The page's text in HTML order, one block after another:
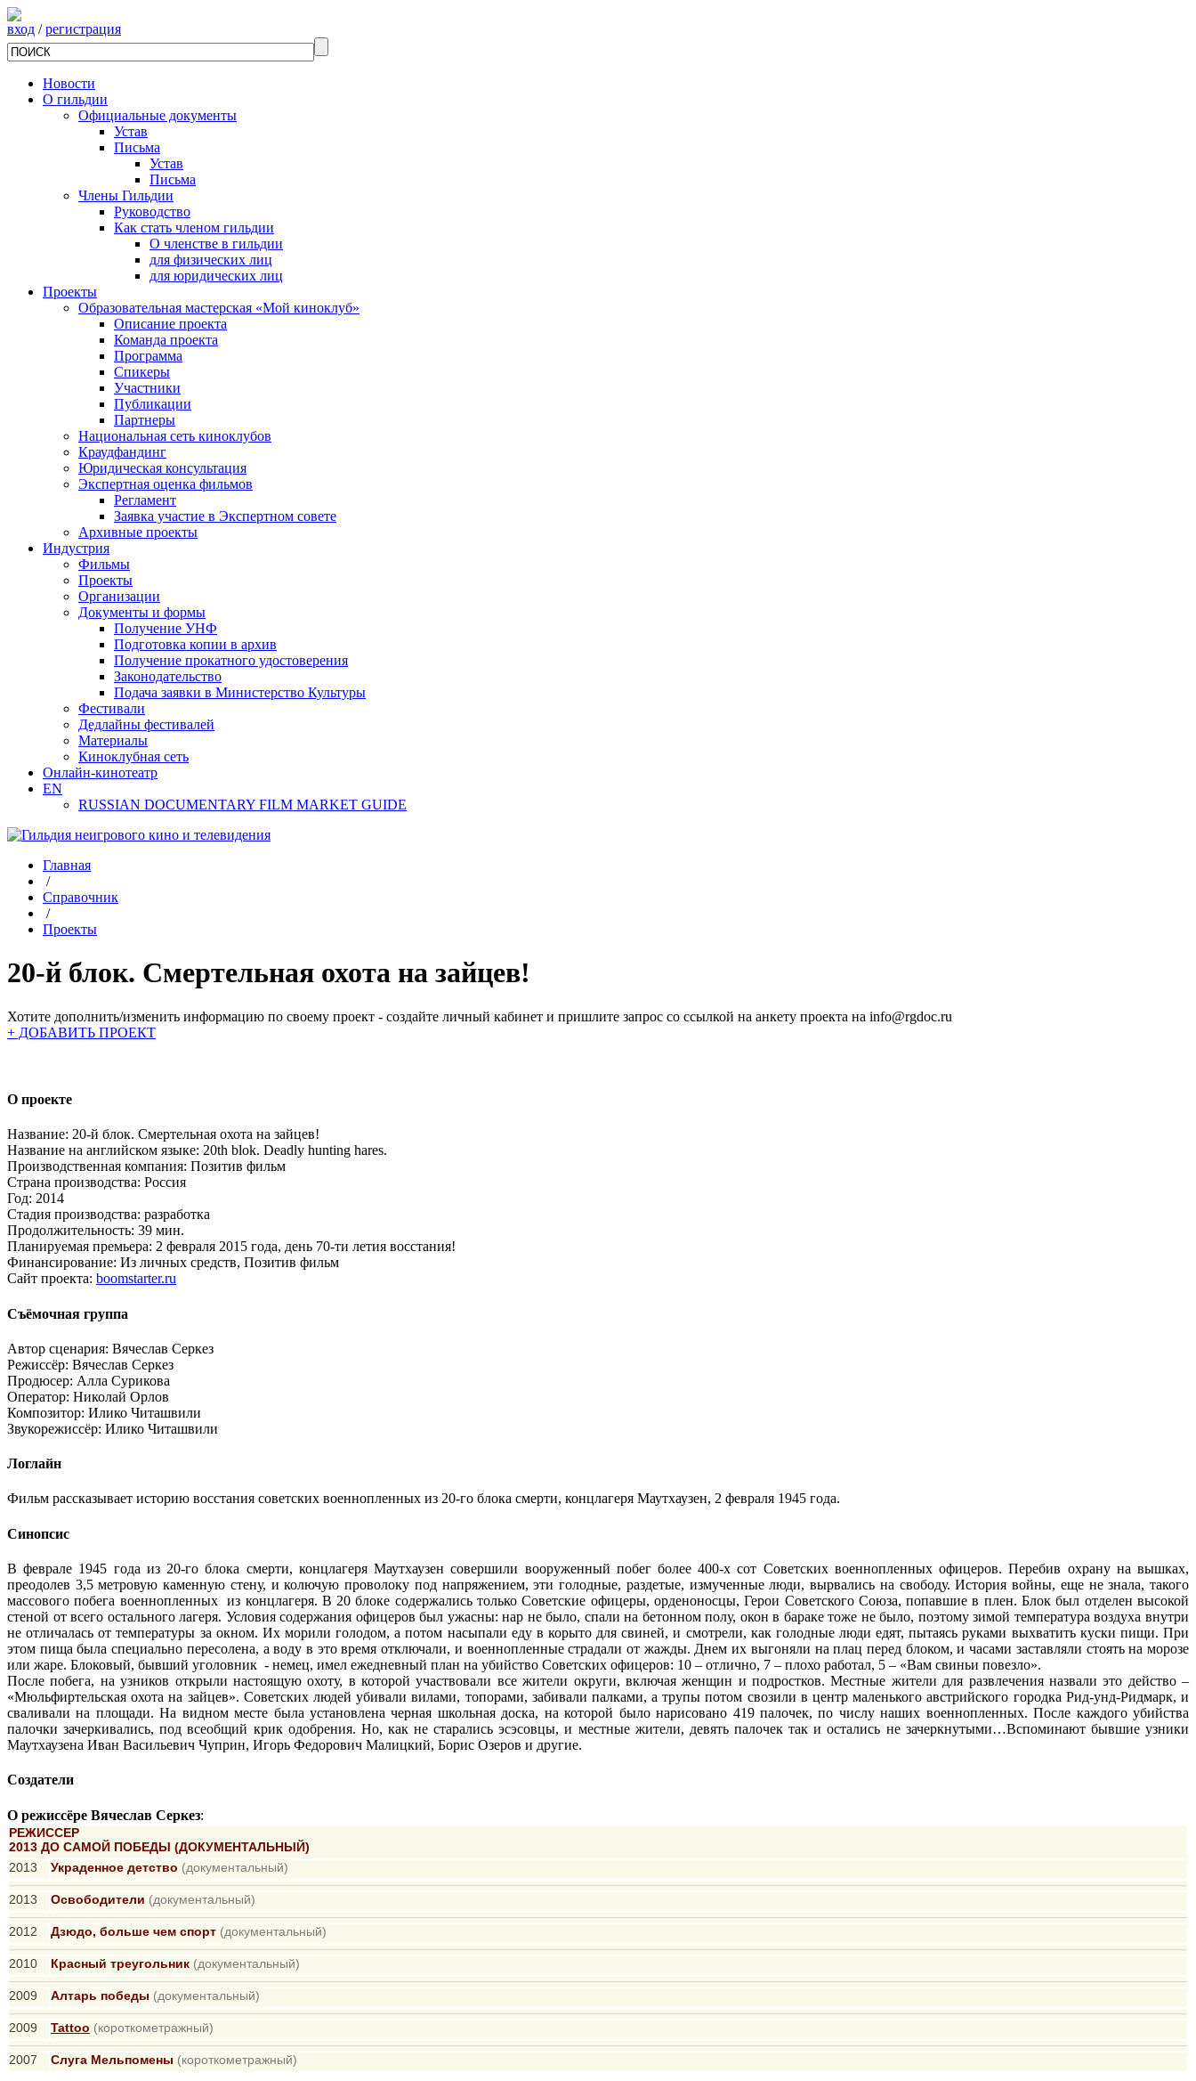
вход /регистрация
Новости
О гильдии
Официальные документы
Устав
Письма
Устав
Письма
Члены Гильдии
Руководство
Как стать членом гильдии
О членстве в гильдии
для физических лиц
для юридических лиц
Проекты
Образовательная мастерская «Мой киноклуб»
Описание проекта
Команда проекта
Программа
Спикеры
Участники
Публикации
Партнеры
Национальная сеть киноклубов
Краудфандинг
Юридическая консультация
Экспертная оценка фильмов
Регламент
Заявка участие в Экспертном совете
Архивные проекты
Индустрия
Фильмы
Проекты
Организации
Документы и формы
Получение УНФ
Подготовка копии в архив
Получение прокатного удостоверения
Законодательство
Подача заявки в Министерство Культуры
Фестивали
Дедлайны фестивалей
Материалы
Киноклубная сеть
Онлайн-кинотеатр
EN
RUSSIAN DOCUMENTARY FILM MARKET GUIDE
Главная
/
Справочник
/
Проекты
20-й блок. Смертельная охота на зайцев!
Хотите дополнить/изменить информацию по своему проект - создайте личный кабинет и пришлите запрос cо ссылкой на анкету проекта на info@rgdoc.ru
+ ДОБАВИТЬ ПРОЕКТ
О проекте
Название: 20-й блок. Смертельная охота на зайцев!
Название на английском языке: 20th blok. Deadly hunting hares.
Производственная компания: Позитив фильм
Страна производства: Россия
Год: 2014
Стадия производства: разработка
Продолжительность: 39 мин.
Планируемая премьера: 2 февраля 2015 года, день 70-ти летия восстания!
Финансирование: Из личных средств, Позитив фильм
Сайт проекта: boomstarter.ru
Съёмочная группа
Автор сценария: Вячеслав Серкез
Режиссёр: Вячеслав Серкез
Продюсер: Алла Сурикова
Оператор: Николай Орлов
Композитор: Илико Читашвили
Звукорежиссёр: Илико Читашвили
Логлайн
Фильм рассказывает историю восстания советских военнопленных из 20-го блока смерти, концлагеря Маутхаузен, 2 февраля 1945 года.
Синопсис
В феврале 1945 года из 20-го блока смерти, концлагеря Маутхаузен совершили вооруженный побег более 400-х сот Советских военнопленных офицеров. Перебив охрану на вышках,
преодолев 3,5 метровую каменную стену, и колючую проволоку под напряжением, эти голодные, раздетые, измученные люди, вырвались на свободу. История войны, еще не знала, такого
массового побега военнопленных из концлагеря. В 20 блоке содержались только Советские офицеры, орденоносцы, Герои Советского Союза, попавшие в плен. Блок был отделен высокой
стеной от всего остального лагеря. Условия содержания офицеров был ужасны: нар не было, спали на бетонном полу, окон в бараке тоже не было, поэтому зимой температура воздуха внутри
не отличалась от температуры за окном. Их морили голодом, а потом насыпали еду в корыто для свиней, и смотрели, как голодные люди едят, пытаясь руками выхватить куски пищи. При
этом пища была специально пересолена, а воду в это время отключали, и военнопленные страдали от жажды. Днем их выгоняли на плац перед блоком, и часами заставляли стоять на морозе
или жаре. Блоковый, бывший уголовник - немец, имел ежедневный план на убийство Советских офицеров: 10 – отлично, 7 – плохо работал, 5 – «Вам свиньи повезло».
После побега, на узников открыли настоящую охоту, в которой участвовали все жители округи, включая женщин и подростков. Местные жители для развлечения назвали это действо –
«Мюльфиртельская охота на зайцев». Советских людей убивали вилами, топорами, забивали палками, а трупы потом свозили в центр маленького австрийского городка Рид-унд-Ридмарк, и
сваливали на площади. На видном месте была установлена черная школьная доска, на которой было нарисовано 419 палочек, по числу наших военнопленных. После каждого убийства
палочки зачеркивались, под всеобщий крик одобрения. Но, как не старались эсэсовцы, и местные жители, девять палочек так и остались не зачеркнутыми…Вспоминают бывшие узники
Маутхаузена Иван Васильевич Чуприн, Игорь Федорович Малицкий, Борис Озеров и другие.
Создатели
О режиссёре Вячеслав Серкез:
РЕЖИССЕР
2013 ДО САМОЙ ПОБЕДЫ (ДОКУМЕНТАЛЬНЫЙ)
2013
Украденное детство (документальный)
2013 Освободители (документальный)
2012 Дзюдо, больше чем спорт (документальный)
2010 Красный треугольник (документальный)
2009 Алтарь победы (документальный)
2009 Tattoo (короткометражный)
2007 Слуга Мельпомены (короткометражный)